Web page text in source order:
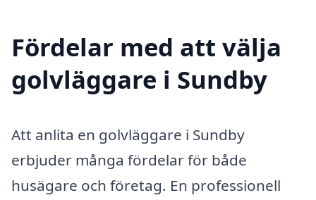
Fördelar med att välja
golvläggare i Sundby
Att anlita en golvläggare i Sundby
erbjuder många fördelar för både
husägare och företag. En professionell